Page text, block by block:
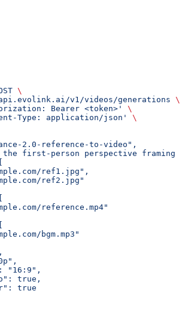
\
v1/videos/generations \
Bearer <token>'
\
Type: application/json'
\
2.0-reference-to-video",
first-person perspective framing
ref1.jpg",
ref2.jpg"
reference.mp4"
bgm.mp3"
"16:9",
true,
true